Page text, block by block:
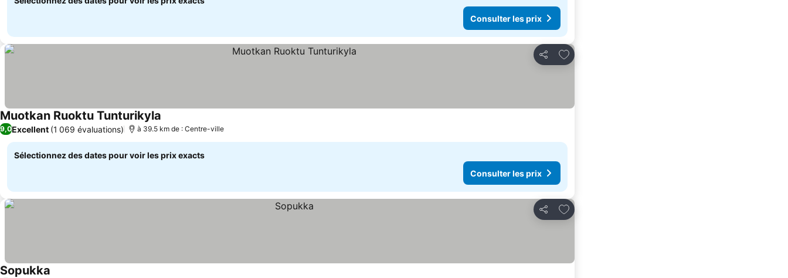
Consulter les prix
Partager
Ajouter à mes favoris
Muotkan Ruoktu Tunturikyla
9,0Excellent (1 069 évaluations) à 39.5 km de : Centre-ville
Sélectionnez des dates pour voir les prix exacts
Consulter les prix
Partager
Ajouter à mes favoris
Sopukka